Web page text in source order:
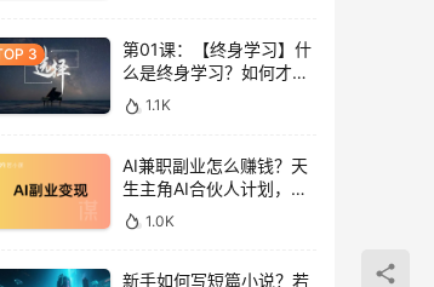
第01课：【终身学习】什
么是终身学习？如何才能
让自己，做到终身学习？
1.1K
AI兼职副业怎么赚钱？天
生主角AI合伙人计划，带
你轻松赚大钱！
1.0K
新手如何写短篇小说？若